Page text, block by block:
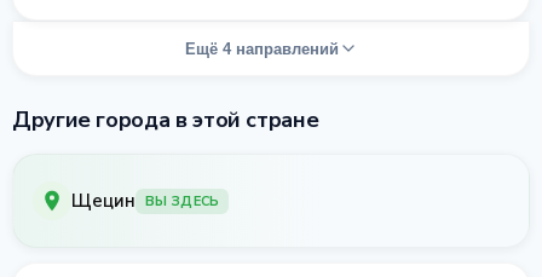
Ещё 4 направлений
Другие города в этой стране
Щецин ВЫ ЗДЕСЬ